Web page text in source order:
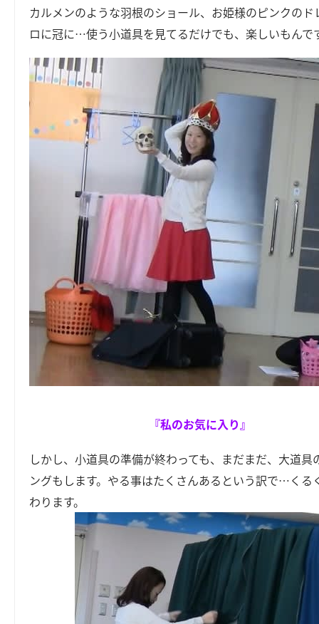
カルメンのような羽根のショール、お姫様のピンクのド
ロに冠に…使う小道具を見てるだけでも、楽しいもんで
『私のお気に入り』
しかし、小道具の準備が終わっても、まだまだ、大道具
ングもします。やる事はたくさんあるという訳で…くる
わります。